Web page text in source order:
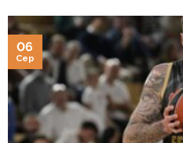
06
Сер